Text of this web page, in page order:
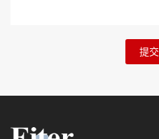
提交